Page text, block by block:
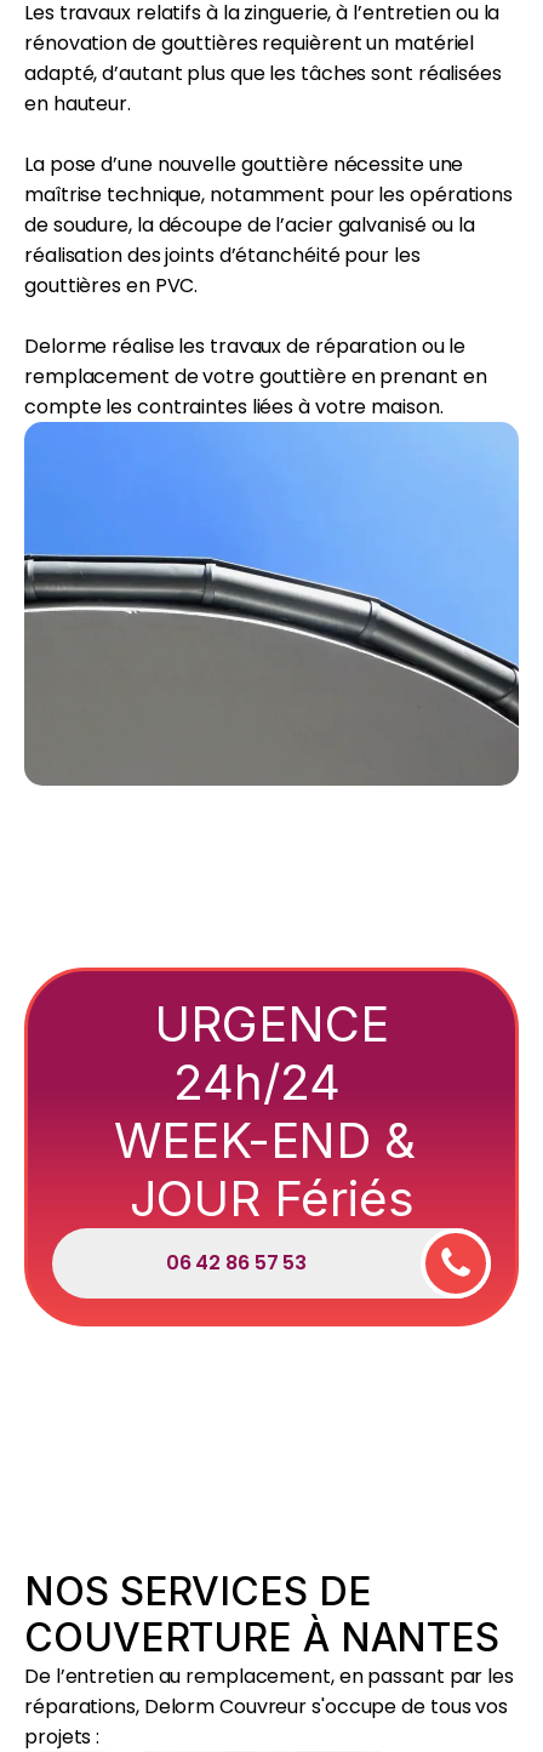
Les travaux relatifs à la zinguerie, à l’entretien ou la
rénovation de gouttières requièrent un matériel
adapté, d’autant plus que les tâches sont réalisées
en hauteur.
La pose d’une nouvelle gouttière nécessite une
maîtrise technique, notamment pour les opérations
de soudure, la découpe de l’acier galvanisé ou la
réalisation des joints d’étanchéité pour les
gouttières en PVC.
Delorme réalise les travaux de réparation ou le
remplacement de votre gouttière en prenant en
compte les contraintes liées à votre maison.
URGENCE
24h/24
WEEK-END &
JOUR Fériés
06 42 86 57 53
NOS SERVICES DE
COUVERTURE À NANTES
De l’entretien au remplacement, en passant par les
réparations, Delorm Couvreur s'occupe de tous vos
projets :